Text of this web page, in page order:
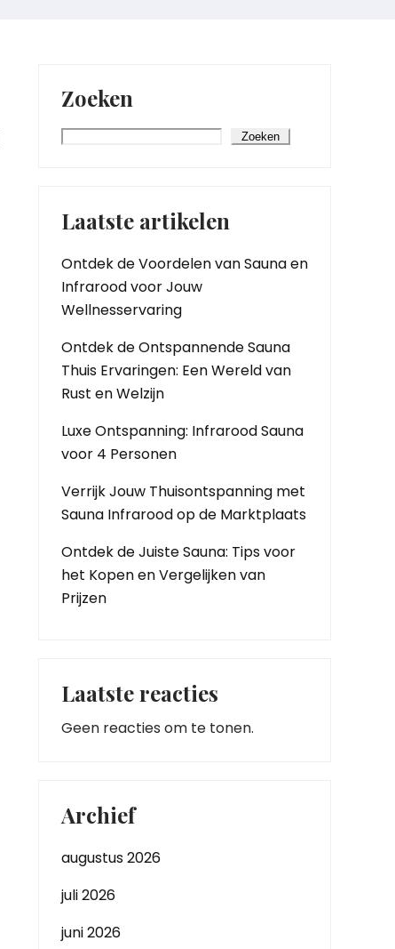
Zoeken
Zoeken
Laatste artikelen
Ontdek de Voordelen van Sauna en
Infrarood voor Jouw
Wellnesservaring
Ontdek de Ontspannende Sauna
Thuis Ervaringen: Een Wereld van
Rust en Welzijn
Luxe Ontspanning: Infrarood Sauna
voor 4 Personen
Verrijk Jouw Thuisontspanning met
Sauna Infrarood op de Marktplaats
Ontdek de Juiste Sauna: Tips voor
het Kopen en Vergelijken van
Prijzen
Laatste reacties
Geen reacties om te tonen.
Archief
augustus 2026
juli 2026
juni 2026